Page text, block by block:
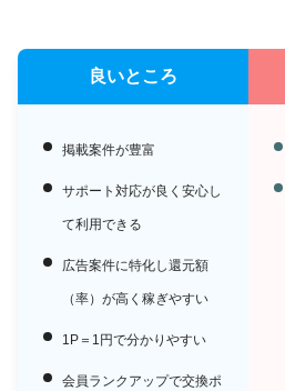
良いところ
掲載案件が豊富
サポート対応が良く安心し
て利用できる
広告案件に特化し還元額
（率）が高く稼ぎやすい
1P＝1円で分かりやすい
会員ランクアップで交換ポ